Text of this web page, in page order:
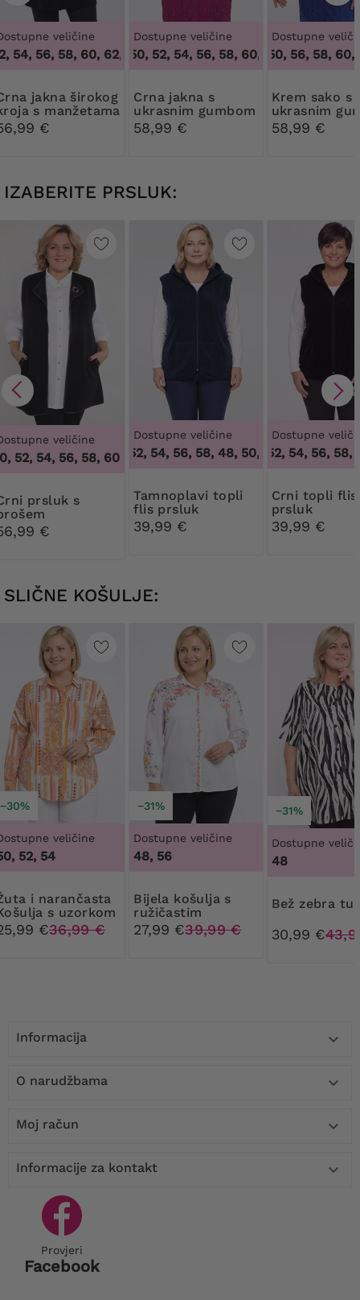
veličine
56, 58, 60, 62,48, 50, 52, 54, 56, 58, 60, 62
s manžetama
€
Dostupne veličine
46, 48, 50, 52, 54, 56, 58, 60, 62, 64,46, 48,
Crna jakna s
ukrasnim gumbom
58,99 €
Dostupne
46, 48, 50, 56, 58, 60,
Krem sako s
ukrasnim
58,99 €
IZABERITE PRSLUK:
veličine
54, 56, 58, 60, 62, 64,46, 48, 50, 52, 54, 56, 58, 60,
s
€
Dostupne veličine
48, 50, 52, 54, 56, 58,48, 50, 52, 54, 56, 58
Tamnoplavi topli
flis prsluk
39,99 €
Dostupne
48, 50, 52, 54, 56, 58,
Crni topli flis
prsluk
39,99 €
SLIČNE KOŠULJE:
−30%
veličine
52, 54
s uzorkom
€36,99 €
−31%
Dostupne veličine
48, 56
Bijela košulja s
ružičastim
cvijećem na
ramenima
27,99 €39,99 €
−31%
Dostupne
48
Bež zebra
30,99 €
Informacija 
O narudžbama 
Moj račun 
Informacije za kontakt 
Provjeri
Facebook